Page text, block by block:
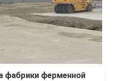
фабрики ферменной